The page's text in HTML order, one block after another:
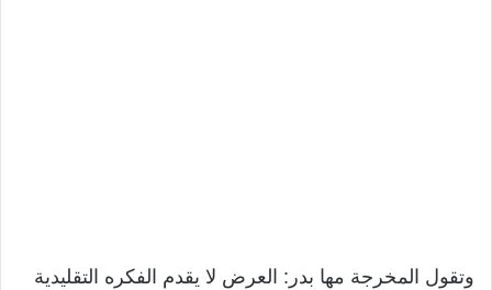
وتقول المخرجة مها بدر: العرض لا يقدم الفكره التقليدية